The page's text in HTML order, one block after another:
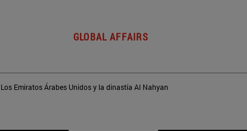
GLOBAL AFFAIRS
Los Emiratos Árabes Unidos y la dinastía Al Nahyan